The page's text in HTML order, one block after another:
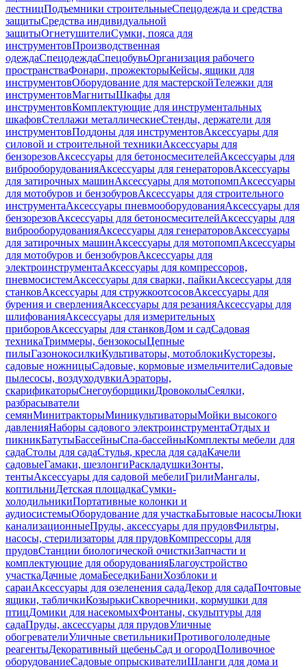
лестницПодъемники строительныеСпецодежда и средства
защитыСредства индивидуальной
защитыОгнетушителиСумки, пояса для
инструментовПроизводственная
одеждаСпецодеждаСпецобувьОрганизация рабочего
пространстваФонари, прожекторыКейсы, ящики для
инструментовОборудование для мастерскойТележки для
инструментовМагнитыШкафы для
инструментовКомплектующие для инструментальных
шкафовСтеллажи металлическиеСтенды, держатели для
инструментовПоддоны для инструментовАксессуары для
силовой и строительной техникиАксессуары для
бензорезовАксессуары для бетоносмесителейАксессуары для
виброоборудованияАксессуары для генераторовАксессуары
для затирочных машинАксессуары для мотопомпАксессуары
для мотобуров и бензобуровАксессуары для строительного
инструментаАксессуары пневмооборудованияАксессуары для
бензорезовАксессуары для бетоносмесителейАксессуары для
виброоборудованияАксессуары для генераторовАксессуары
для затирочных машинАксессуары для мотопомпАксессуары
для мотобуров и бензобуровАксессуары для
электроинструментаАксессуары для компрессоров,
пневмосистемАксессуары для сварки, пайкиАксессуары для
станковАксессуары для стружкоотсосовАксессуары для
бурения и сверленияАксессуары для резанияАксессуары для
шлифованияАксессуары для измерительных
приборовАксессуары для станковДом и садСадовая
техникаТриммеры, бензокосыЦепные
пилыГазонокосилкиКультиваторы, мотоблокиКусторезы,
садовые ножницыСадовые, кормовые измельчителиСадовые
пылесосы, воздуходувкиАэраторы,
скарификаторыСнегоуборщикиДровоколыСеялки,
разбрасыватели
семянМинитракторыМиникультиваторыМойки высокого
давленияНаборы садового электроинструментаОтдых и
пикникБатутыБассейныСпа-бассейныКомплекты мебели для
садаСтолы для садаСтулья, кресла для садаКачели
садовыеГамаки, шезлонгиРаскладушкиЗонты,
тентыАксессуары для садовой мебелиГрилиМангалы,
коптильниДетская площадкаСумки-
холодильникиПортативные колонки и
аудиосистемыОборудование для участкаБытовые насосыЛюки
канализационныеПруды, аксессуары для прудовФильтры,
насосы, стерилизаторы для прудовКомпрессоры для
прудовСтанции биологической очисткиЗапчасти и
комплектующие для оборудованияБлагоустройство
участкаДачные домаБеседкиБаниХозблоки и
сараиАксессуары для озеленения садаДекор для садаПочтовые
ящики, табличкиКозырькиСкворечники, кормушки для
птицДомики для насекомыхФонтаны, скульптуры для
садаПруды, аксессуары для прудовУличные
обогревателиУличные светильникиПротивогололедные
реагентыДекоративный щебеньСад и огородПоливочное
оборудованиеСадовые опрыскивателиШланги для дома и